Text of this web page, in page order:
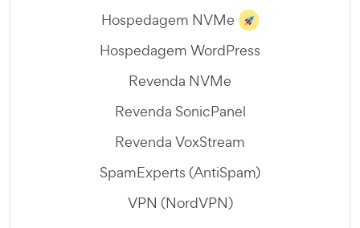
Hospedagem NVMe
Hospedagem WordPress
Revenda NVMe
Revenda SonicPanel
Revenda VoxStream
SpamExperts (AntiSpam)
VPN (NordVPN)